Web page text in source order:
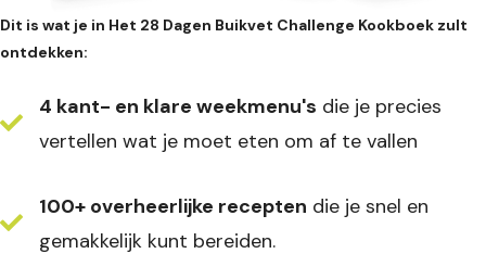
Dit is wat je in Het 28 Dagen Buikvet Challenge Kookboek zult
ontdekken:
4 kant- en klare weekmenu's die je precies
vertellen wat je moet eten om af te vallen
100+ overheerlijke recepten die je snel en
gemakkelijk kunt bereiden.